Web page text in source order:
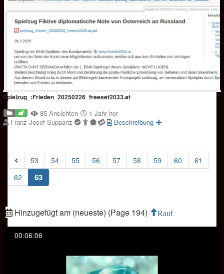
Spielzug_:Frieden_20250226_freeset2033.at
85 Ansichten
1 Jahr her
Franz Josef Suppanz
Beschreibung
53 54 55 56 57 58 59 60
61
62
63(current)
Hinzugefügt am (neueste) (Page 194) Rauf
00:06:06